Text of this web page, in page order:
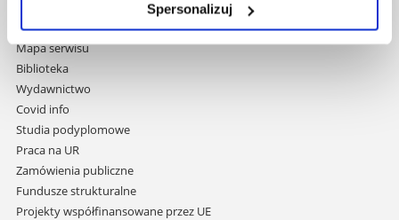
Spersonalizuj
Pomiń
nawigację
i
przejdź
do
treści
Polityka prywatności
Mapa serwisu
Biblioteka
Wydawnictwo
Covid info
Studia podyplomowe
Praca na UR
Zamówienia publiczne
Fundusze strukturalne
Projekty współfinansowane przez UE